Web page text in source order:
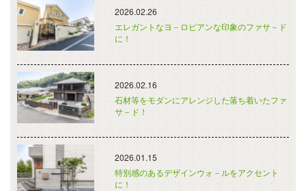
2026.02.26
エレガントなヨ－ロピアンな印象のファサ－ド
に！
2026.02.16
石材等をモダンにアレンジした落ち着いたファ
サ－ド！
2026.01.15
特別感のあるデザインウォ－ルをアクセント
に！